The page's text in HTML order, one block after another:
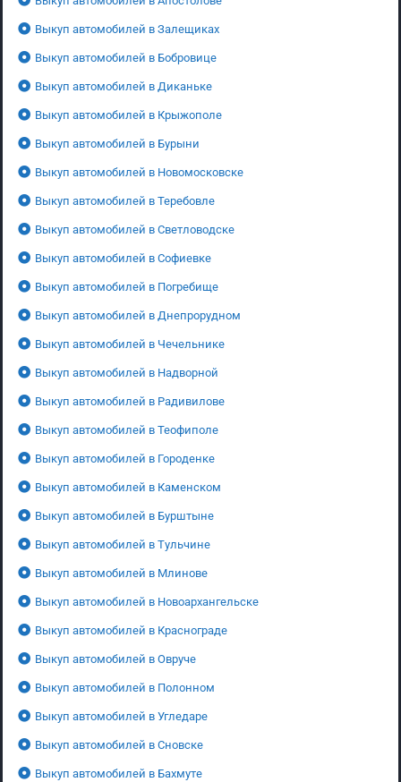
Выкуп автомобилей в Залещиках
Выкуп автомобилей в Бобровице
Выкуп автомобилей в Диканьке
Выкуп автомобилей в Крыжополе
Выкуп автомобилей в Бурыни
Выкуп автомобилей в Новомосковске
Выкуп автомобилей в Теребовле
Выкуп автомобилей в Светловодске
Выкуп автомобилей в Софиевке
Выкуп автомобилей в Погребище
Выкуп автомобилей в Днепрорудном
Выкуп автомобилей в Чечельнике
Выкуп автомобилей в Надворной
Выкуп автомобилей в Радивилове
Выкуп автомобилей в Теофиполе
Выкуп автомобилей в Городенке
Выкуп автомобилей в Каменском
Выкуп автомобилей в Бурштыне
Выкуп автомобилей в Тульчине
Выкуп автомобилей в Млинове
Выкуп автомобилей в Новоархангельске
Выкуп автомобилей в Краснограде
Выкуп автомобилей в Овруче
Выкуп автомобилей в Полонном
Выкуп автомобилей в Угледаре
Выкуп автомобилей в Сновске
Выкуп автомобилей в Бахмуте